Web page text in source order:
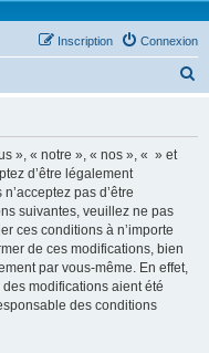
Connexion
Inscription
», « notre », « nos », « » et
d’être légalement
pas d’être
suivantes, veuillez ne pas
ces conditions à n’importe
de ces modifications, bien
par vous-même. En effet,
modifications aient été
des conditions